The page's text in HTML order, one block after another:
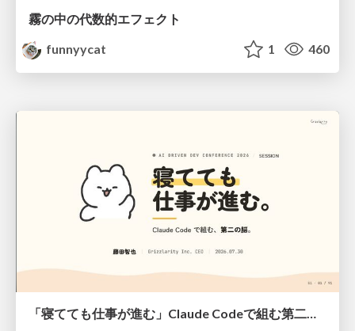
霧の中の代数的エフェクト
funnyycat
1 460
「寝てても仕事が進む」Claude Codeで組む第二の脳